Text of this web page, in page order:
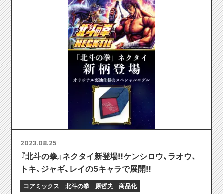
2023.08.25
『北斗の拳』ネクタイ新登場‼ケンシロウ、ラオウ、
トキ、ジャギ、レイの5キャラで展開‼
コアミックス 北斗の拳 原哲夫 商品化